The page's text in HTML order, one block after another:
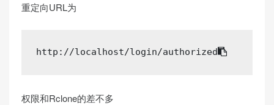
重定向URL为
http: //localhost/login/authorized
权限和Rclone的差不多